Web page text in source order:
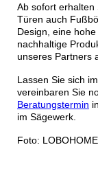
Ab sofort erhalten
Türen auch
Design, eine
nachhaltige
unseres Partners
Lassen Sie sich im
vereinbaren Sie
Beratungstermin
im Sägewerk.
Foto: LOBOHOME